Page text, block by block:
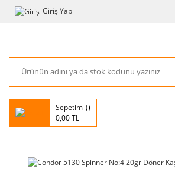
Giriş Yap
Sepetim
0,00 TL